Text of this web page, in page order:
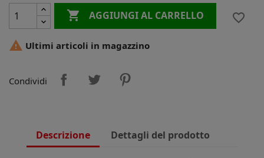
 AGGIUNGI AL CARRELLO
favorite_border
 Ultimi articoli in magazzino
Condividi
Descrizione Dettagli del prodotto